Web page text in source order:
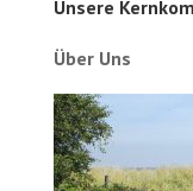
Unsere
Über Uns